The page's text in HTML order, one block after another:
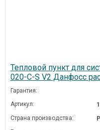
Тепловой пункт для
020-C-S V2 Данфосс
Гарантия:
Артикул:
Страна производства: